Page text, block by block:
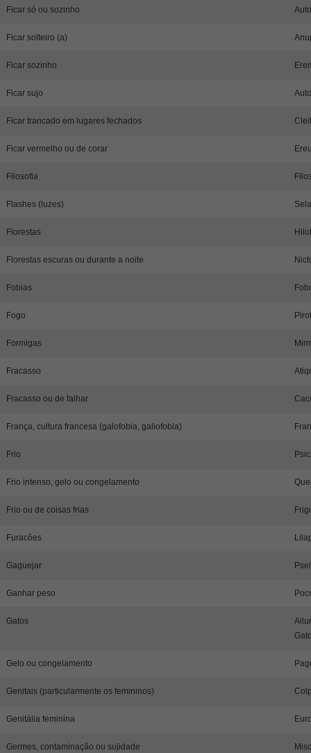
Ficar só ou sozinho
Ficar solteiro (a)
Ficar sozinho
Ficar sujo
Ficar trancado em lugares fechados
Ficar vermelho ou de corar
Filosofia
Flashes (luzes)
Florestas
Florestas escuras ou durante a noite
Fobias
Fogo
Formigas
Fracasso
Fracasso ou de falhar
França, cultura francesa (galofobia, galiofobia)
Frio
Frio intenso, gelo ou congelamento
Frio ou de coisas frias
Furacões
Gaguejar
Ganhar peso
Gatos
Gelo ou congelamento
Genitais (particularmente os femininos)
Genitália feminina
Germes, contaminação ou sujidade